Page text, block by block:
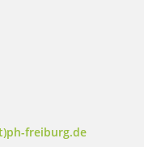
freiburg.de